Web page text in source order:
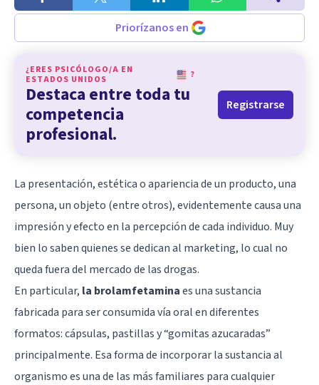
Priorízanos en
¿ERES PSICÓLOGO/A EN
ESTADOS UNIDOS
?
Destaca entre toda tu
competencia
profesional.
Registrarse
La presentación, estética o apariencia de un producto, una
persona, un objeto (entre otros), evidentemente causa una
impresión y efecto en la percepción de cada individuo. Muy
bien lo saben quienes se dedican al marketing, lo cual no
queda fuera del mercado de las drogas.
En particular, la brolamfetaminaes una sustancia
fabricada para ser consumida vía oral en diferentes
formatos: cápsulas, pastillas y “gomitas azucaradas”
principalmente. Esa forma de incorporar la sustancia al
organismo es una de las más familiares para cualquier